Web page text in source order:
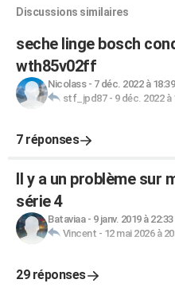
Discussions similaires
seche linge bosch
wth85v02ff
Nicolass- 7 déc. 2022 à 18:39
stf_jpd87- 9 déc. 2022 à
7 réponses
Il y a un problème sur
série 4
Bataviaa- 9 janv. 2019 à 22:33
Vincent - 12 mai 2026 à
29 réponses